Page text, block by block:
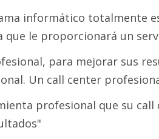
informático totalmente
que le proporcionará un
para mejorar sus
Un call center
profesional que su